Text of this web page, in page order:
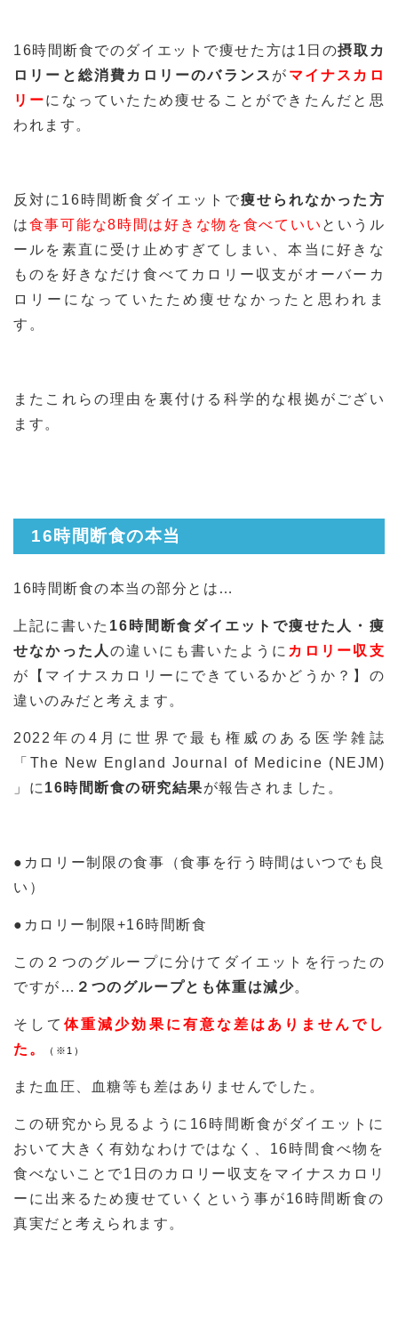
16時間断食でのダイエットで痩せた方は1日の摂取カ
ロリーと総消費カロリーのバランス が マイナスカロ
リーになっていたため痩せることができたんだと思
われます。
反対に16時間断食ダイエットで痩せられなかった方
は食事可能な8時間は好きな物を食べていい というル
ールを素直に受け止めすぎてしまい、本当に好きな
ものを好きなだけ食べてカロリー収支がオーバーカ
ロリーになっていたため痩せなかったと思われま
す。
またこれらの理由を裏付ける科学的な根拠がござい
ます。
16時間断食の本当
16時間断食の本当の部分とは…
上記に書いた 16時間断食ダイエットで痩せた人・痩
せなかった人の違いにも書いたように カロリー収支
が【マイナスカロリーにできているかどうか？】の
違いのみだと考えます。
2022年の4月に世界で最も権威のある医学雑誌
「The New England Journal of Medicine (NEJM)
」に16時間断食の研究結果が報告されました。
●カロリー制限の食事（食事を行う時間はいつでも良
い）
●カロリー制限+16時間断食
この２つのグループに分けてダイエットを行ったの
ですが… ２つのグループとも体重は減少。
そして体重減少効果に有意な差はありませんでし
た。
（※1）
また 血圧、血糖等も差はありませんでした。
この研究から見るように16時間断食がダイエットに
おいて大きく有効なわけではなく、16時間食べ物を
食べないことで1日のカロリー収支をマイナスカロリ
ーに出来るため痩せていくという事が16時間断食の
真実だと考えられます。